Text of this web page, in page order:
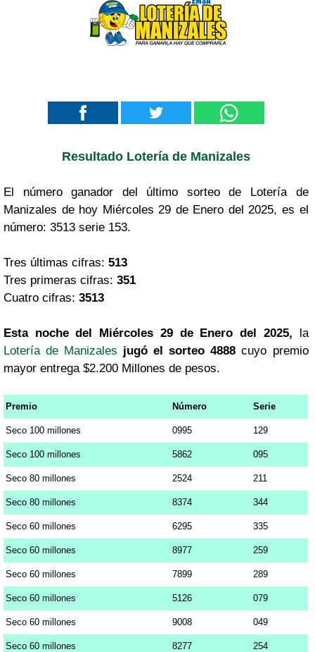
Resultado Lotería de Manizales
El número ganador del último sorteo de Lotería de
Manizales de hoy Miércoles 29 de Enero del 2025, es el
número: 3513 serie 153.
Tres últimas cifras: 513
Tres primeras cifras: 351
Cuatro cifras: 3513
Esta noche del Miércoles 29 de Enero del 2025, la
Lotería de Manizales jugó el sorteo 4888 cuyo premio
mayor entrega $2.200 Millones de pesos.
Premio Número Serie
Seco 100 millones 0995 129
Seco 100 millones 5862 095
Seco 80 millones 2524 211
Seco 80 millones 8374 344
Seco 60 millones 6295 335
Seco 60 millones 8977 259
Seco 60 millones 7899 289
Seco 60 millones 5126 079
Seco 60 millones 9008 049
Seco 60 millones 8277 254